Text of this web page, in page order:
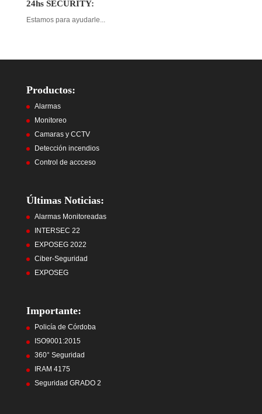
24hs SECURITY:
Estamos para ayudarle...
Productos:
Alarmas
Monitoreo
Camaras y CCTV
Detección incendios
Control de accceso
Últimas Noticias:
Alarmas Monitoreadas
INTERSEC 22
EXPOSEG 2022
Ciber-Seguridad
EXPOSEG
Importante:
Policía de Córdoba
ISO9001:2015
360° Seguridad
IRAM 4175
Seguridad GRADO 2